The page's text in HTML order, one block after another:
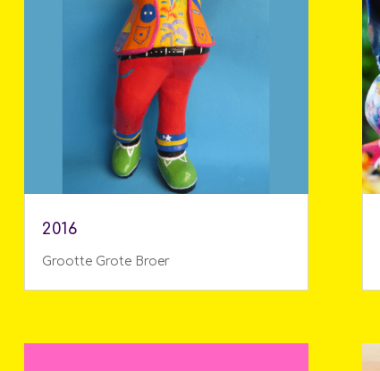
2016
Grootte Grote Broer